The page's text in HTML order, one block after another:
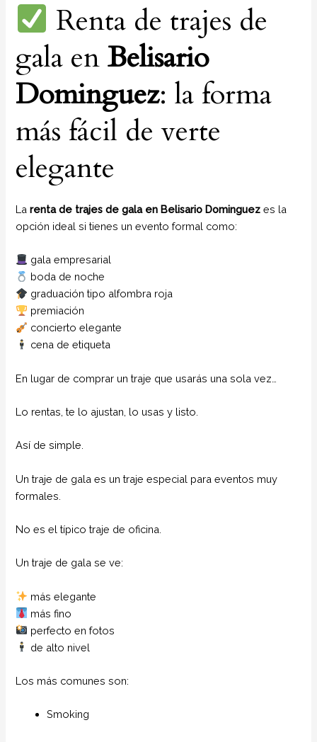
Renta de trajes de
gala enBelisario
Dominguez: la forma
más fácil de verte
elegante
Larenta de trajes de gala en Belisario Dominguez es la
opción ideal si tienes un evento formal como:
gala empresarial
boda de noche
graduación tipo alfombra roja
premiación
concierto elegante
cena de etiqueta
En lugar de comprar un traje que usarás una sola vez…
Lo rentas, te lo ajustan, lo usas y listo.
Así de simple.
Un traje de gala es un traje especial para eventos muy
formales.
No es el típico traje de oficina.
Un traje de gala se ve:
más elegante
más fino
perfecto en fotos
de alto nivel
Los más comunes son:
Smoking